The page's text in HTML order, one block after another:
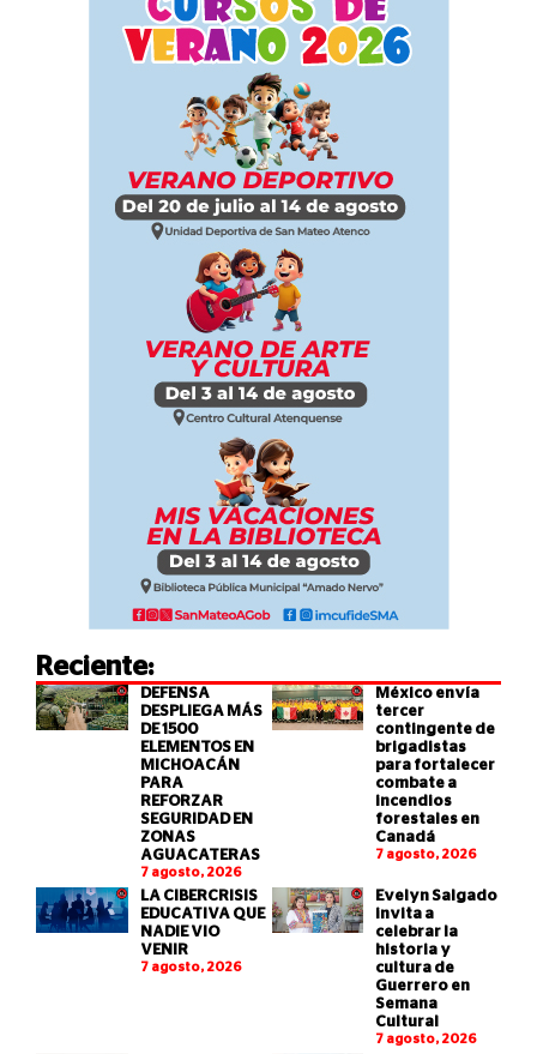
Reciente:
DEFENSA
DESPLIEGA MÁS
DE 1500
ELEMENTOS EN
MICHOACÁN
PARA
REFORZAR
SEGURIDAD EN
ZONAS
AGUACATERAS
7 agosto, 2026
México envía
tercer
contingente de
brigadistas
para fortalecer
combate a
incendios
forestales en
Canadá
7 agosto, 2026
LA CIBERCRISIS
EDUCATIVA QUE
NADIE VIO
VENIR
7 agosto, 2026
Evelyn Salgado
invita a
celebrar la
historia y
cultura de
Guerrero en
Semana
Cultural
7 agosto, 2026